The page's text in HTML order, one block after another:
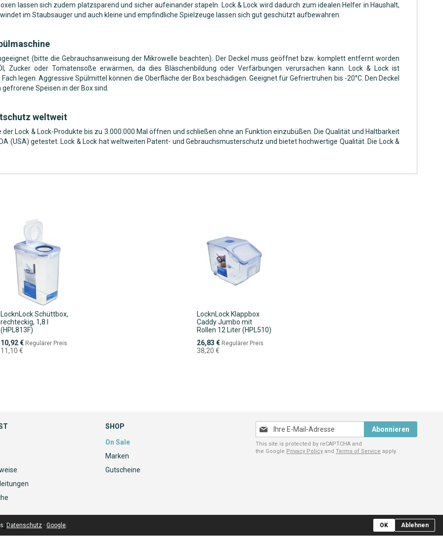
lassen sich zudem platzsparend und sicher aufeinander stapeln. Lock & Lock wird dadurch zum idealen Helfer in Haushalt,
im Staubsauger und auch kleine und empfindliche Spielzeuge lassen sich gut geschützt aufbewahren.
(bitte die Gebrauchsanweisung der Mikrowelle beachten). Der Deckel muss geöffnet bzw. komplett entfernt worden
oder Tomatensoße erwärmen, da dies Bläschenbildung oder Verfärbungen verursachen kann. Lock & Lock ist
legen. Aggressive Spülmittel können die Oberfläche der Box beschädigen. Geeignet für Gefriertruhen bis -20°C. Den Deckel
Speisen in der Box sind.
weltweit
Lock & Lock-Produkte bis zu 3.000.000 Mal öffnen und schließen ohne an Funktion einzubüßen. Die Qualität und Haltbarkeit
(USA) getestet. Lock & Lock hat weltweiten Patent- und Gebrauchsmusterschutz und bietet hochwertige Qualität. Die Lock &
LocknLock Schüttbox,
rechteckig, 1,8 l
(HPL813F)
Sonderpreis
10,92 € Regulärer Preis
11,10 €
LocknLock Klappbox
Caddy Jumbo mit
Rollen 12 Liter (HPL510)
Sonderpreis
26,83 € Regulärer Preis
38,20 €
SHOP
On Sale
Marken
Gutscheine
Melden
Sie
sich
für
Abonnieren
This site is protected by reCAPTCHA and
the Google Privacy Policyand Terms of Service apply.
Datenschutz · Google. OK Ablehnen